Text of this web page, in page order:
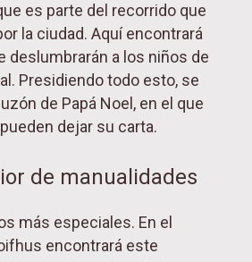
es parte del recorrido que
la ciudad. Aquí encontrará
deslumbrarán a los niños de
Presidiendo todo esto, se
de Papá Noel, en el que
dejar su carta.
de manualidades
más especiales. En el
encontrará este